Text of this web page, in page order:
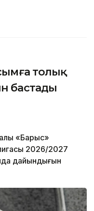
толық
бастады
«Барыс»
2026/2027
дайындығын